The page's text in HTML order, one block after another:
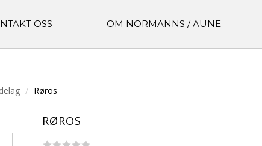
OSS OM NORMANNS / AUNE
Røros
RØROS